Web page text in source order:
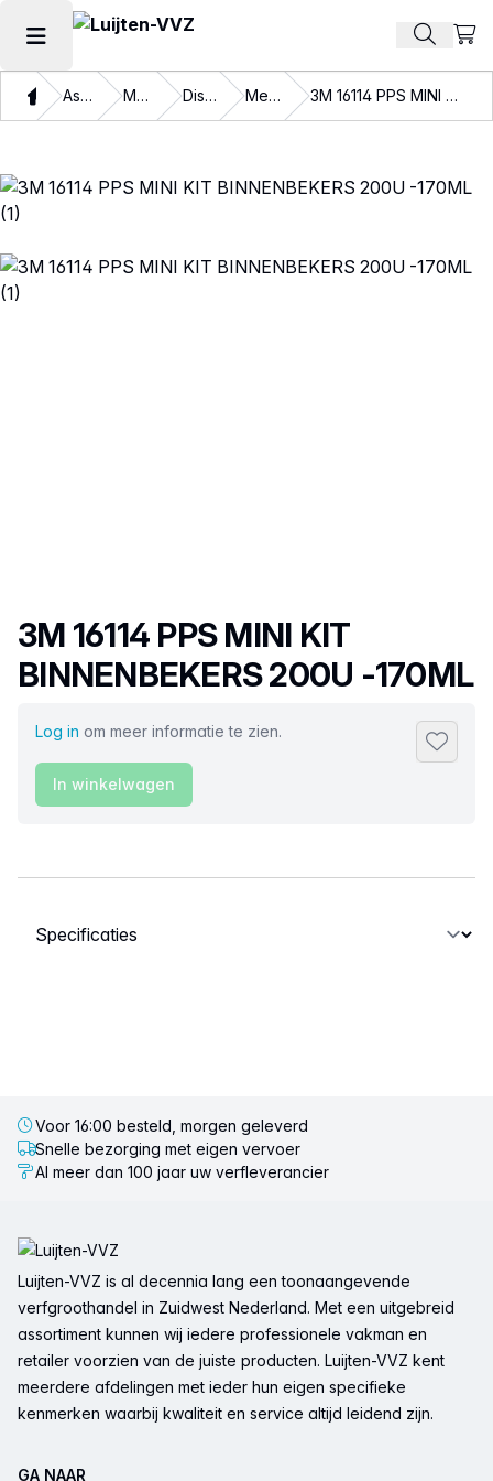
Hoofdmenu openen Zoek
ThuisAssortiment Materialen Disposables Mengbekers 3M 16114 PPS MINI KIT BINNENBEKERS 200U -170ML
Productnaam
3M 16114 PPS MINI KIT
BINNENBEKERS 200U -170ML
Log in om meer informatie te zien.
In winkelwagen
Selecteer een tabblad
Voor 16:00 besteld, morgen geleverd
Snelle bezorging met eigen vervoer
Al meer dan 100 jaar uw verfleverancier
Luijten-VVZ is al decennia lang een toonaangevende
verfgroothandel in Zuidwest Nederland. Met een uitgebreid
assortiment kunnen wij iedere professionele vakman en
retailer voorzien van de juiste producten. Luijten-VVZ kent
meerdere afdelingen met ieder hun eigen specifieke
kenmerken waarbij kwaliteit en service altijd leidend zijn.
GA NAAR